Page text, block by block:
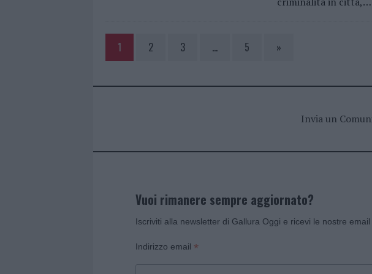
1 2 3 … 5 »
Invia un
Vuoi rimanere sempre aggiornato?
Iscriviti alla newsletter di Gallura Oggi e ricevi le nostre
Indirizzo email *